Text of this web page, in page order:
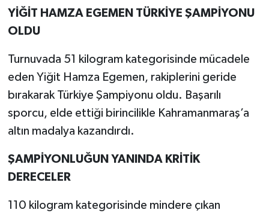
YİĞİT HAMZA EGEMEN TÜRKİYE ŞAMPİYONU
OLDU
Turnuvada 51 kilogram kategorisinde mücadele
eden Yiğit Hamza Egemen, rakiplerini geride
bırakarak Türkiye Şampiyonu oldu. Başarılı
sporcu, elde ettiği birincilikle Kahramanmaraş’a
altın madalya kazandırdı.
ŞAMPİYONLUĞUN YANINDA KRİTİK
DERECELER
110 kilogram kategorisinde mindere çıkan